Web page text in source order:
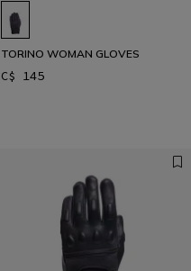
TORINO WOMAN GLOVES
C$ 145